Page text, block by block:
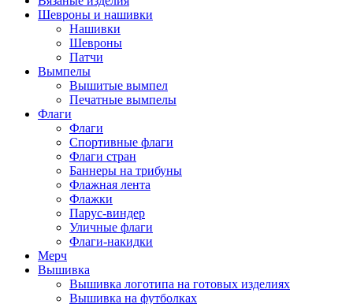
Шевроны и нашивки
Нашивки
Шевроны
Патчи
Вымпелы
Вышитые вымпел
Печатные вымпелы
Флаги
Флаги
Спортивные флаги
Флаги стран
Баннеры на трибуны
Флажная лента
Флажки
Парус-виндер
Уличные флаги
Флаги-накидки
Мерч
Вышивка
Вышивка логотипа на готовых изделиях
Вышивка на футболках